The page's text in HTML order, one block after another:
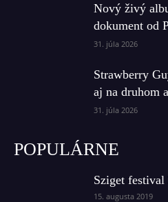
Nový živý
dokument od
31. júla 2026
Strawberry
aj na druhom
31. júla 2026
POPULÁRNE
Sziget festival
15. augusta 2019